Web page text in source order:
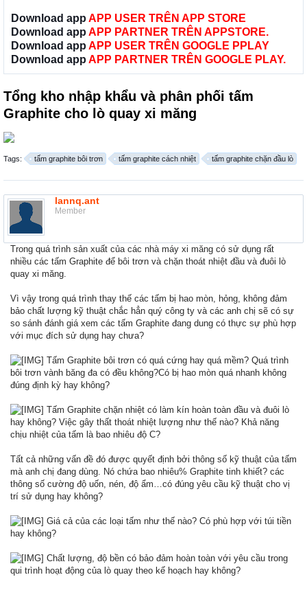
Download app APP USER TRÊN APP STORE
Download app APP PARTNER TRÊN APPSTORE.
Download app APP USER TRÊN GOOGLE PPLAY
Download app APP PARTNER TRÊN GOOGLE PLAY.
Tổng kho nhập khẩu và phân phối tấm
Graphite cho lò quay xi măng
Tags: tấm graphite bôi trơn tấm graphite cách nhiệt tấm graphite chặn đầu lò
lannq.ant
Member
Trong quá trình sản xuất của các nhà máy xi măng có sử dụng rất
nhiều các tấm Graphite để bôi trơn và chặn thoát nhiệt đầu và đuôi lò
quay xi măng.
Vì vậy trong quá trình thay thế các tấm bị hao mòn, hỏng, không đảm
bảo chất lượng kỹ thuật chắc hẳn quý công ty và các anh chị sẽ có sự
so sánh đánh giá xem các tấm Graphite đang dung có thực sự phù hợp
với mục đích sử dụng hay chưa?
Tấm Graphite bôi trơn có quá cứng hay quá mềm? Quá trình
bôi trơn vành băng đa có đều không?Có bị hao mòn quá nhanh không
đúng định kỳ hay không?
Tấm Graphite chặn nhiệt có làm kín hoàn toàn đầu và đuôi lò
hay không? Việc gây thất thoát nhiệt lượng như thế nào? Khả năng
chịu nhiệt của tấm là bao nhiêu độ C?
Tất cả những vấn đề đó được quyết định bởi thông số kỹ thuật của tấm
mà anh chị đang dùng. Nó chứa bao nhiêu% Graphite tinh khiết? các
thông số cường độ uốn, nén, độ ẩm…có đúng yêu cầu kỹ thuật cho vị
trí sử dụng hay không?
Giá cả của các loại tấm như thế nào? Có phù hợp với túi tiền
hay không?
Chất lượng, độ bền có bảo đảm hoàn toàn với yêu cầu trong
qui trình hoạt động của lò quay theo kế hoạch hay không?